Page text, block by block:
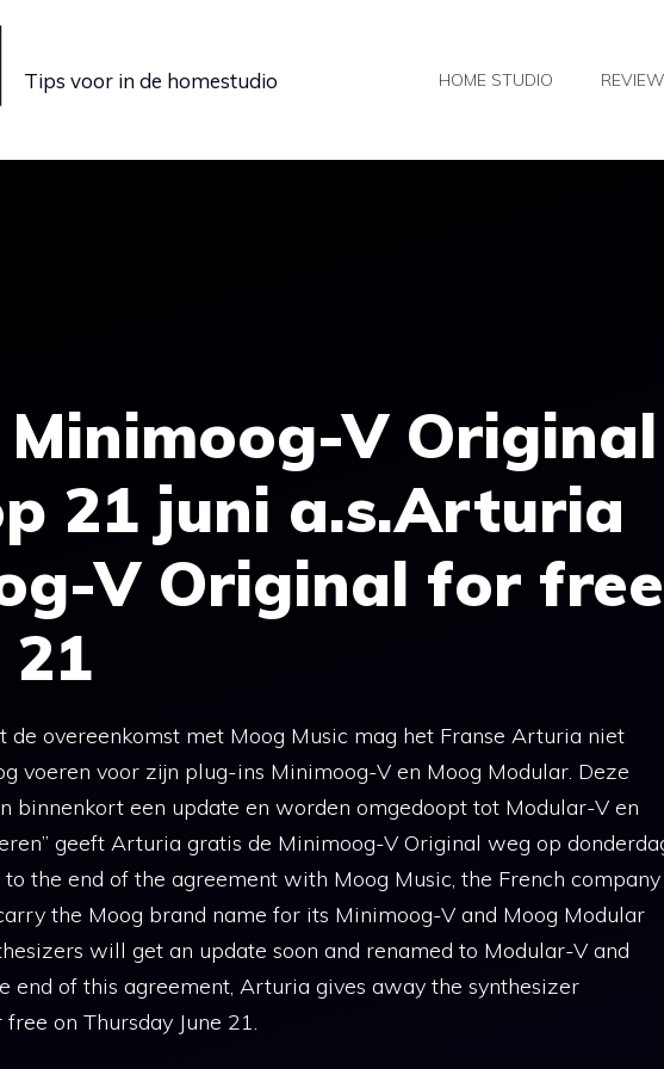
Tips voor in de homestudio HOME STUDIO
V Original
21 juni a.s.Arturia
V Original for free
21
de overeenkomst met Moog Music mag het Franse Arturia niet
voeren voor zijn plug-ins Minimoog-V en Moog Modular. Deze
binnenkort een update en worden omgedoopt tot Modular-V en
geeft Arturia gratis de Minimoog-V Original weg op
the end of the agreement with Moog Music, the French company
the Moog brand name for its Minimoog-V and Moog Modular
will get an update soon and renamed to Modular-V and
end of this agreement, Arturia gives away the synthesizer
on Thursday June 21.